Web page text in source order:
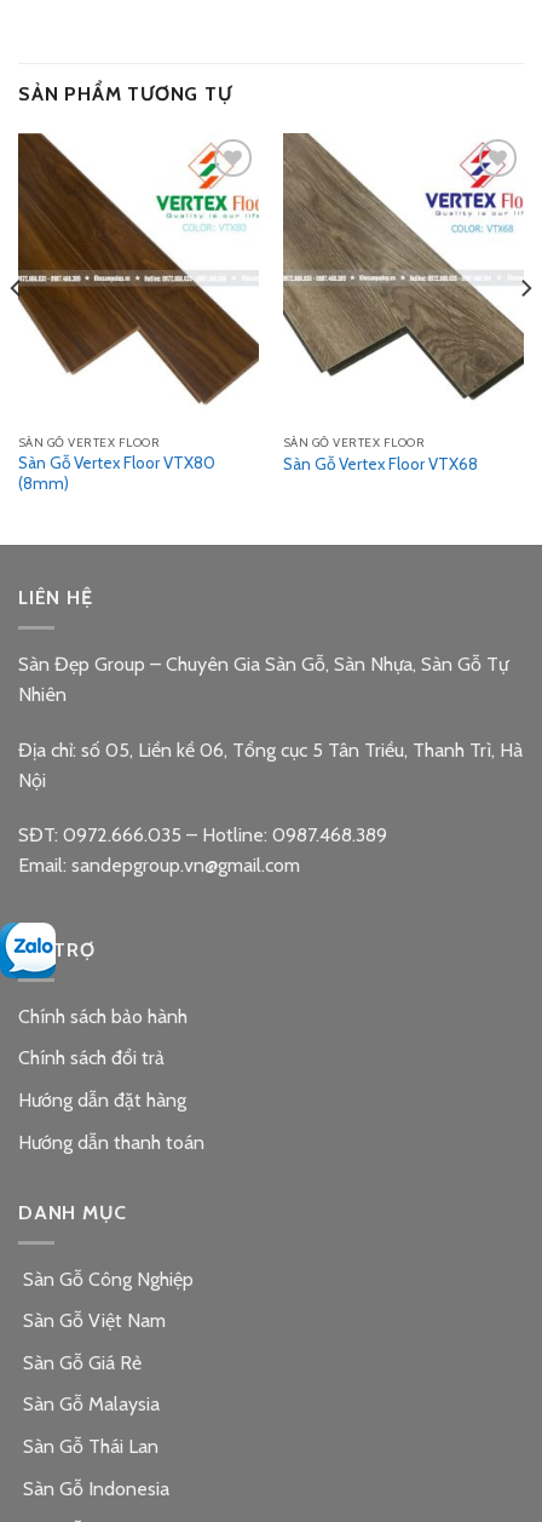
SẢN PHẨM TƯƠNG TỰ
Add
to
wishlist
SÀN GỖ VERTEX FLOOR
Sàn Gỗ Vertex Floor VTX80
(8mm)
Add
to
wishlist
SÀN GỖ VERTEX FLOOR
Sàn Gỗ Vertex Floor VTX68
LIÊN HỆ
Sàn Đẹp Group – Chuyên Gia Sàn Gỗ, Sàn Nhựa, Sàn Gỗ Tự
Nhiên
Địa chỉ: số 05, Liền kề 06, Tổng cục 5 Tân Triều, Thanh Trì, Hà
Nội
SĐT: 0972.666.035 – Hotline: 0987.468.389
Email: sandepgroup.vn@gmail.com
HỖ TRỢ
Chính sách bảo hành
Chính sách đổi trả
Hướng dẫn đặt hàng
Hướng dẫn thanh toán
DANH MỤC
Sàn Gỗ Công Nghiệp
Sàn Gỗ Việt Nam
Sàn Gỗ Giá Rẻ
Sàn Gỗ Malaysia
Sàn Gỗ Thái Lan
Sàn Gỗ Indonesia